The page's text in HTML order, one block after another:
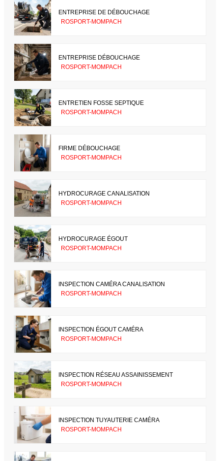
ENTREPRISE DE DÉBOUCHAGE
ROSPORT-MOMPACH
ENTREPRISE DÉBOUCHAGE
ROSPORT-MOMPACH
ENTRETIEN FOSSE SEPTIQUE
ROSPORT-MOMPACH
FIRME DÉBOUCHAGE
ROSPORT-MOMPACH
HYDROCURAGE CANALISATION
ROSPORT-MOMPACH
HYDROCURAGE ÉGOUT
ROSPORT-MOMPACH
INSPECTION CAMÉRA CANALISATION
ROSPORT-MOMPACH
INSPECTION ÉGOUT CAMÉRA
ROSPORT-MOMPACH
INSPECTION RÉSEAU ASSAINISSEMENT
ROSPORT-MOMPACH
INSPECTION TUYAUTERIE CAMÉRA
ROSPORT-MOMPACH